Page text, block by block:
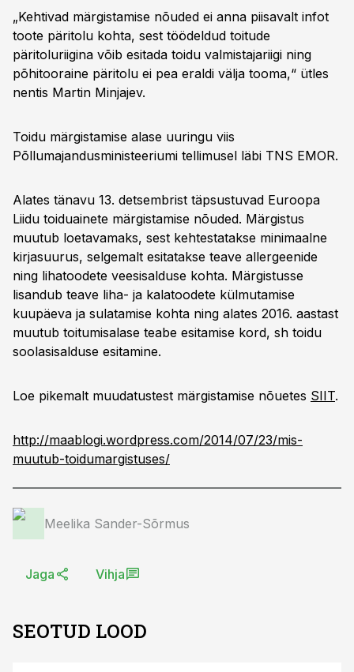
„Kehtivad märgistamise nõuded ei anna piisavalt infot
toote päritolu kohta, sest töödeldud toitude
päritoluriigina võib esitada toidu valmistajariigi ning
põhitooraine päritolu ei pea eraldi välja tooma,“ ütles
nentis Martin Minjajev.
Toidu märgistamise alase uuringu viis
Põllumajandusministeeriumi tellimusel läbi TNS EMOR.
Alates tänavu 13. detsembrist täpsustuvad Euroopa
Liidu toiduainete märgistamise nõuded. Märgistus
muutub loetavamaks, sest kehtestatakse minimaalne
kirjasuurus, selgemalt esitatakse teave allergeenide
ning lihatoodete veesisalduse kohta. Märgistusse
lisandub teave liha- ja kalatoodete külmutamise
kuupäeva ja sulatamise kohta ning alates 2016. aastast
muutub toitumisalase teabe esitamise kord, sh toidu
soolasisalduse esitamine.
Loe pikemalt muudatustest märgistamise nõuetes SIIT.
http://maablogi.wordpress.com/2014/07/23/mis-
muutub-toidumargistuses/
Meelika Sander-Sõrmus
Jaga Vihja
SEOTUD LOOD